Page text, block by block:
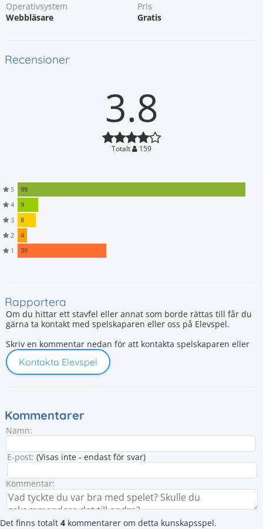
Operativsystem
Webbläsare
Pris
Gratis
Recensioner
3.8
Totalt 159
5
99
4
9
3
8
2
4
1
39
Rapportera
Om du hittar ett stavfel eller annat som borde rättas till får du
gärna ta kontakt med spelskaparen eller oss på Elevspel.
Skriv en kommentar nedan för att kontakta spelskaparen eller
Kontakta Elevspel
Kommentarer
Namn:
E-post: (Visas inte - endast för svar)
Kommentar:
Det finns totalt 4 kommentarer om detta kunskapsspel.